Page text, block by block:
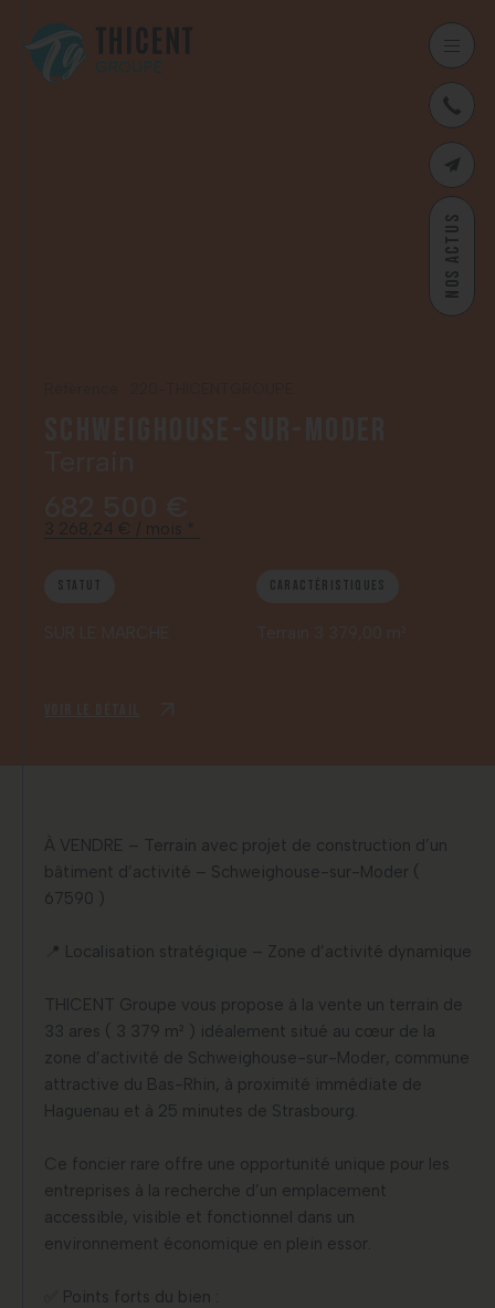
NOS ACTUS
3 268,24 € / mois *
Statut Caractéristiques
À VENDRE – Terrain avec projet de construction d’un
bâtiment d’activité – Schweighouse-sur-Moder (
67590 )
📍 Localisation stratégique – Zone d’activité dynamique
THICENT Groupe vous propose à la vente un terrain de
33 ares ( 3 379 m² ) idéalement situé au cœur de la
zone d’activité de Schweighouse-sur-Moder, commune
attractive du Bas-Rhin, à proximité immédiate de
Haguenau et à 25 minutes de Strasbourg.
Ce foncier rare offre une opportunité unique pour les
entreprises à la recherche d’un emplacement
accessible, visible et fonctionnel dans un
environnement économique en plein essor.
✅ Points forts du bien :